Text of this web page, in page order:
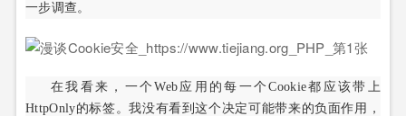
一步调查。
在我看来，一个Web应用的每一个Cookie都应该带上
HttpOnly的标签。我没有看到这个决定可能带来的负面作用，